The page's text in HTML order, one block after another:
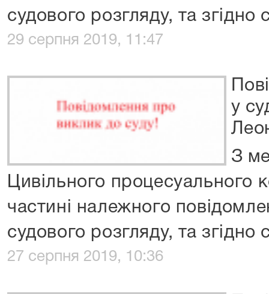
судового розгляду, та згідно
29 серпня 2019, 11:47
у
З
Цивільного процесуального
частині належного
судового розгляду, та згідно
27 серпня 2019, 10:36